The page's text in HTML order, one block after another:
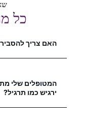
כל
האם צריך
המטופלים שלי
ירגיש כמו תרגיל?